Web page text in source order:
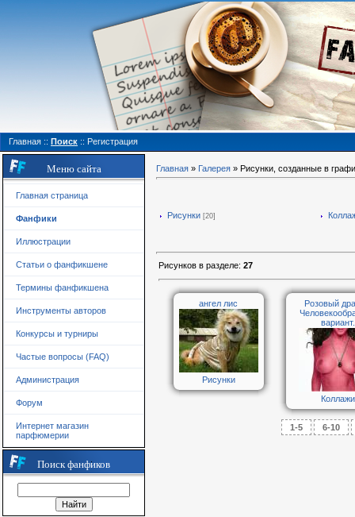
Главная :: Поиск :: Регистрация
Меню сайта
Главная страница
Фанфики
Иллюстрации
Статьи о фанфикшене
Термины фанфикшена
Инструменты авторов
Конкурсы и турниры
Частые вопросы (FAQ)
Администрация
Форум
Интернет магазин
парфюмерии
Поиск фанфиков
Главная » Галерея » Рисунки, созданные в
Рисунки [20]
Рисунков в разделе: 27
ангел лис
Рисунки
Розовый
вариант.
Коллажи
1-5 6-10